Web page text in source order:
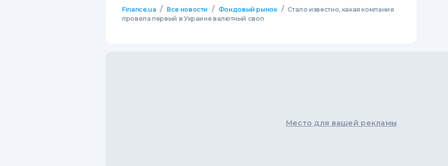
Finance.ua / Все новости / Фондовый рынок / Стало известно, какая компания
провела первый в Украине валютный своп
Место для вашей рекламы